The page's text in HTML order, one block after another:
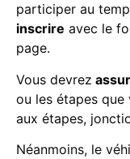
participer au
inscrire avec le
page.
Vous devrez
ou les étapes que
aux étapes,
Néanmoins, le